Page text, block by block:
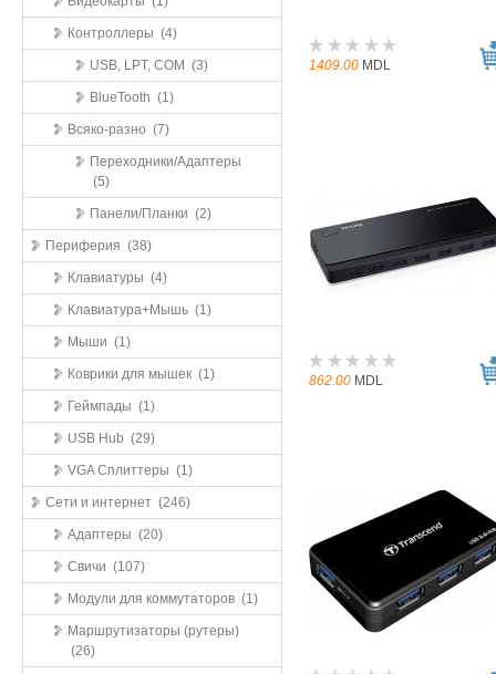
Контроллеры (4)
USB, LPT, COM (3)
BlueTooth (1)
Всяко-разно (7)
Переходники/Адаптеры
(5)
Панели/Планки (2)
Периферия (38)
Клавиатуры (4)
Клавиатура+Мышь (1)
Мыши (1)
Коврики для мышек (1)
Геймпады (1)
USB Hub (29)
VGA Сплиттеры (1)
Сети и интернет (246)
Адаптеры (20)
Свичи (107)
Модули для коммутаторов (1)
Маршрутизаторы (рутеры)
(26)
1409.00 MDL
862.00 MDL